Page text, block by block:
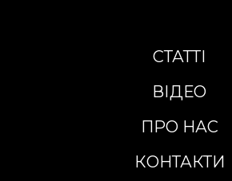
СТАТТІ
ВІДЕО
ПРО НАС
КОНТАКТИ